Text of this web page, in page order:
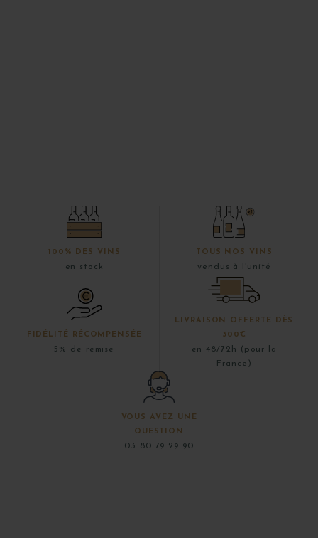
100% DES VINS
en stock
TOUS NOS VINS
vendus à l'unité
FIDÉLITÉ RÉCOMPENSÉE
5% de remise
LIVRAISON OFFERTE DÈS
300€
en 48/72h (pour la
France)
VOUS AVEZ UNE
QUESTION
03 80 79 29 90